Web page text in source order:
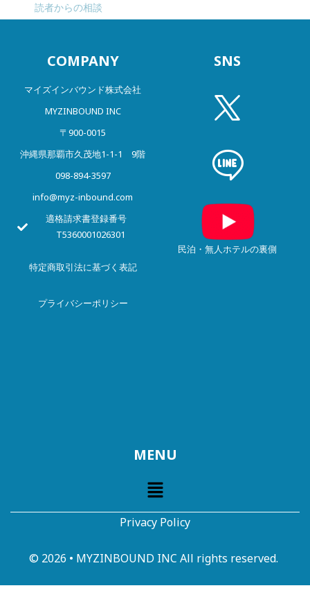
読者からの相談
COMPANY
マイズインバウンド株式会社
MYZINBOUND INC
〒900-0015
沖縄県那覇市久茂地1-1-1 9階
098-894-3597
info@myz-inbound.com
適格請求書登録番号
T5360001026301
特定商取引法に基づく表記
プライバシーポリシー
SNS
民泊・無人ホテルの裏側
MENU
Privacy Policy
© 2026 • MYZINBOUND INC All rights reserved.